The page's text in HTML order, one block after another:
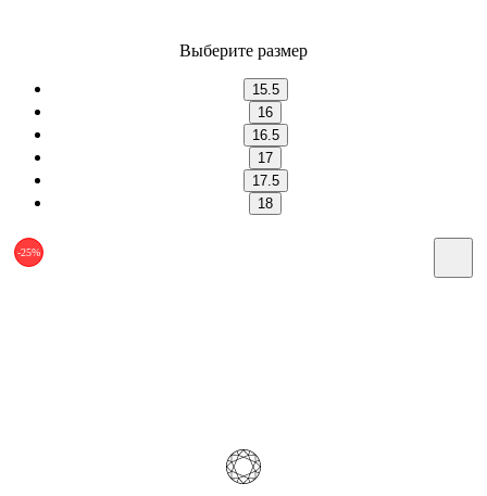
Выберите размер
15.5
16
16.5
17
17.5
18
-25%